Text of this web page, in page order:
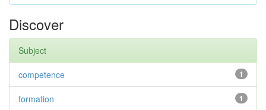
Discover
Subject
1
competence
1
formation